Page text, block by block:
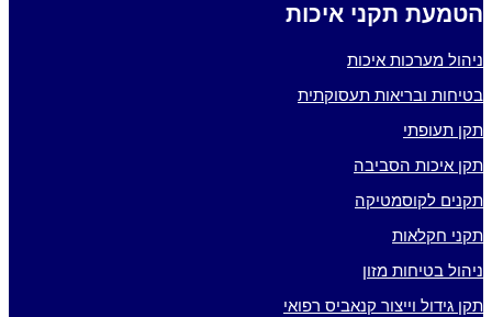
הטמעת תקני איכות
ניהול מערכות איכות
בטיחות ובריאות תעסוקתית
תקן תעופתי
תקן איכות הסביבה
תקנים לקוסמטיקה
תקני חקלאות
ניהול בטיחות מזון
תקן גידול וייצור קנאביס רפואי